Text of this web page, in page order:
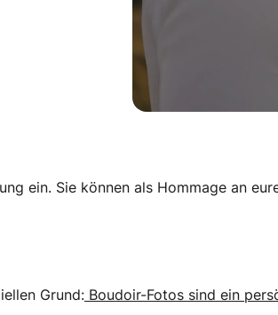
ein. Sie können als Hommage an
Grund: Boudoir-Fotos sind ein